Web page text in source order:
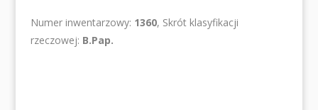
Numer inwentarzowy: 1360, Skrót klasyfikacji
rzeczowej: B.Pap.